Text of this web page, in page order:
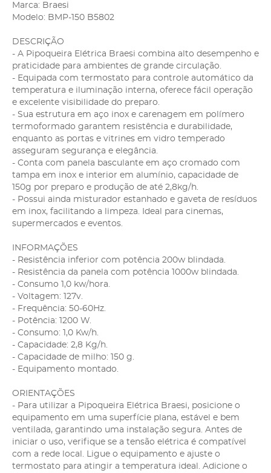
Marca: Braesi
Modelo: BMP-150 B5802
DESCRIÇÃO
- A Pipoqueira Elétrica Braesi combina alto desempenho e
praticidade para ambientes de grande circulação.
- Equipada com termostato para controle automático da
temperatura e iluminação interna, oferece fácil operação
e excelente visibilidade do preparo.
- Sua estrutura em aço inox e carenagem em polímero
termoformado garantem resistência e durabilidade,
enquanto as portas e vitrines em vidro temperado
asseguram segurança e elegância.
- Conta com panela basculante em aço cromado com
tampa em inox e interior em alumínio, capacidade de
150g por preparo e produção de até 2,8kg/h.
- Possui ainda misturador estanhado e gaveta de resíduos
em inox, facilitando a limpeza. Ideal para cinemas,
supermercados e eventos.
INFORMAÇÕES
- Resistência inferior com potência 200w blindada.
- Resistência da panela com potência 1000w blindada.
- Consumo 1,0 kw/hora.
- Voltagem: 127v.
- Frequência: 50-60Hz.
- Potência: 1200 W.
- Consumo: 1,0 Kw/h.
- Capacidade: 2,8 Kg/h.
- Capacidade de milho: 150 g.
- Equipamento montado.
ORIENTAÇÕES
- Para utilizar a Pipoqueira Elétrica Braesi, posicione o
equipamento em uma superfície plana, estável e bem
ventilada, garantindo uma instalação segura. Antes de
iniciar o uso, verifique se a tensão elétrica é compatível
com a rede local. Ligue o equipamento e ajuste o
termostato para atingir a temperatura ideal. Adicione o